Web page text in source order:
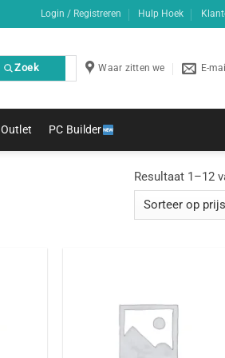
Login / Registreren Hulp Hoek
Zoek Waar zitten we E-mail
Outlet PC Builder
Resultaat 1–12